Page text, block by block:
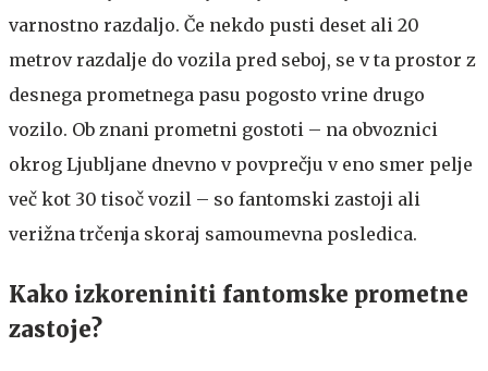
varnostno razdaljo. Če nekdo pusti deset ali 20
metrov razdalje do vozila pred seboj, se v ta prostor z
desnega prometnega pasu pogosto vrine drugo
vozilo. Ob znani prometni gostoti – na obvoznici
okrog Ljubljane dnevno v povprečju v eno smer pelje
več kot 30 tisoč vozil – so fantomski zastoji ali
verižna trčenja skoraj samoumevna posledica.
Kako izkoreniniti fantomske prometne
zastoje?